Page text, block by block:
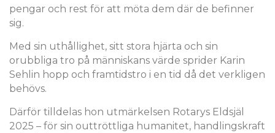
pengar och rest för att möta dem där de befinner
sig.
Med sin uthållighet, sitt stora hjärta och sin
orubbliga tro på människans värde sprider Karin
Sehlin hopp och framtidstro i en tid då det verkligen
behövs.
Därför tilldelas hon utmärkelsen Rotarys Eldsjäl
2025 – för sin outtröttliga humanitet, handlingskraft